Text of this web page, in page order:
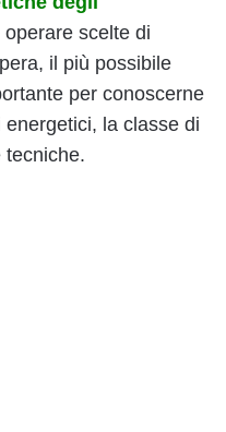
operare scelte di
il più possibile
per conoscerne
la classe di
tecniche.